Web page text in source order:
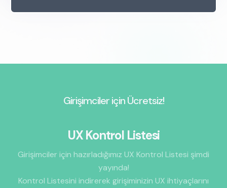
Girişimciler için Ücretsiz!
UX Kontrol Listesi
Girişimciler için hazırladığımız UX Kontrol Listesi şimdi
yayında!
Kontrol Listesini indirerek girişiminizin UX ihtiyaçlarını